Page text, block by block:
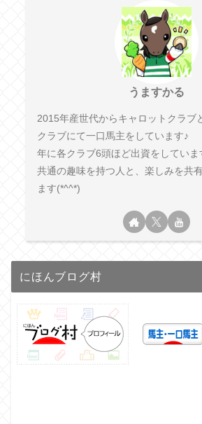
うますかる
2015年産世代からキャロットクラブ
クラブにて一口馬主をしています♪
年に各クラブ6頭ほど出資をしていま
共通の趣味を持つ人と、楽しみを共
ます(*^^*)
にほんブログ村